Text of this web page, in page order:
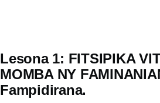
Lesona 1: FITSIPIKA
MOMBA NY
Fampidirana.